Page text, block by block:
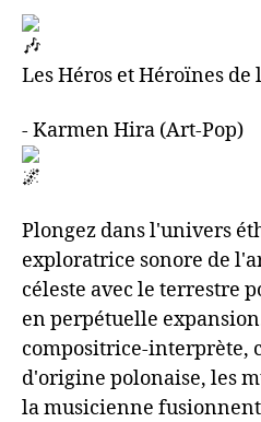
Les Héros et Héroïnes de
- Karmen Hira (Art-Pop)
Plongez dans l'univers
exploratrice sonore de
céleste avec le terrestre
en perpétuelle
compositrice-interprète,
d'origine polonaise, les
la musicienne